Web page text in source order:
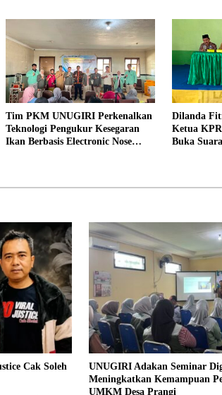
Tim PKM UNUGIRI Perkenalkan
Teknologi Pengukur Kesegaran
Ikan Berbasis Electronic Nose
Dilanda
Ketua
Buka
Cak Soleh
UNUGIRI Adakan Seminar
Meningkatkan Kemampuan
UMKM Desa Prangi